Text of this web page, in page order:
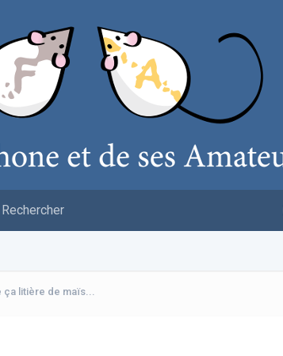
Rechercher
litière de maïs...